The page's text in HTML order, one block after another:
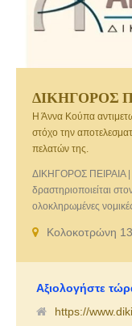
ΔΙΚΗΓΟΡΟΣ
Η Άννα Κούπα
στόχο την
πελατών της.
ΔΙΚΗΓΟΡΟΣ ΠΕΙΡΑΙΑ
δραστηριοποιείται
ολοκληρωμένες
παρέχει
δικαστηρίων Πειραιά.
οποιοδήποτε
Κολοκοτρώνη
Αξιολογήστε
https://